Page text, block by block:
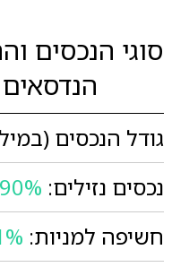
סוגי הנכסים
גודל הנכסים
נכסים נזילים:
חשיפה למניות: